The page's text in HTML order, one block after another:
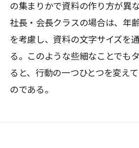
の集まりかで資料の作り方が異
社長・会長クラスの場合は、年
を考慮し、資料の文字サイズを
る。このような些細なことでも
ると、行動の一つひとつを変え
のである。